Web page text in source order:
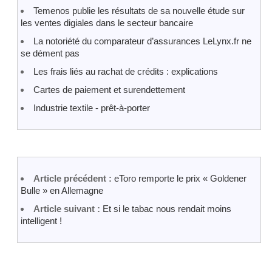
Temenos publie les résultats de sa nouvelle étude sur
les ventes digiales dans le secteur bancaire
La notoriété du comparateur d’assurances LeLynx.fr ne
se dément pas
Les frais liés au rachat de crédits : explications
Cartes de paiement et surendettement
Industrie textile - prêt-à-porter
Article précédent : eToro remporte le prix « Goldener
Bulle » en Allemagne
Article suivant : Et si le tabac nous rendait moins
intelligent !